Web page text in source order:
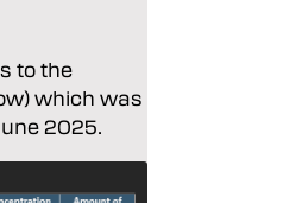
to the
which was
2025.